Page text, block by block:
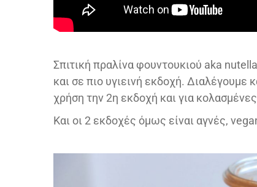
Σπιτική πραλίνα φουντουκιού aka
και σε πιο υγιεινή εκδοχή. Διαλέγουμε
χρήση την 2η εκδοχή και για
Και οι 2 εκδοχές όμως είναι αγνές,